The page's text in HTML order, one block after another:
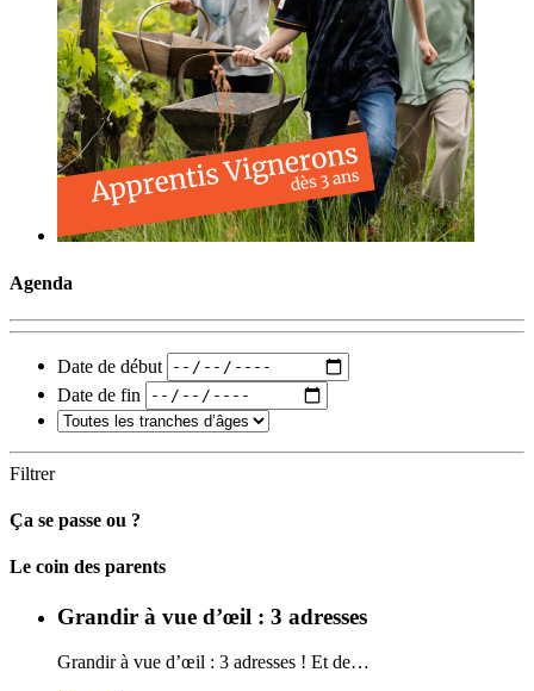
Agenda
Date de début
Date de fin
Filtrer
Ça se passe ou ?
Carto
Le coin des parents
Grandir à vue d’œil : 3 adresses
Grandir à vue d’œil : 3 adresses ! Et de…